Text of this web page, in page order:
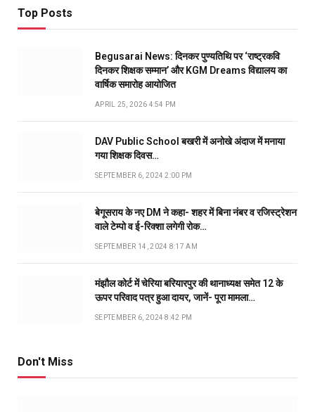
Top Posts
Begusarai News: दिनकर पुण्यतिथि पर ‘राष्ट्रकवि
दिनकर शिक्षक सम्मान’ और KGM Dreams विद्यालय का
वार्षिक समारोह आयोजित
APRIL 25, 2026 4:54 PM
DAV Public School बखरी में अनोखे अंदाज में मनाया
गया शिक्षक दिवस…
SEPTEMBER 6, 2024 2:00 PM
बेगूसराय के नए DM ने कहा- शहर में बिना नंबर व रजिस्ट्रेशन
वाले टेम्पो व ई-रिक्शा लगेगी रोक…
SEPTEMBER 14, 2024 8:17 AM
मंझौल कोर्ट में चेरिया बरियारपुर की थानाध्यक्ष समेत 12 के
ऊपर परिवाद पत्र हुआ दायर, जानें- पूरा मामला…
SEPTEMBER 6, 2024 8:42 PM
Don't Miss